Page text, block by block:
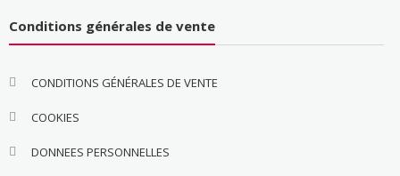
Conditions générales de vente
CONDITIONS GÉNÉRALES DE VENTE
COOKIES
DONNEES PERSONNELLES